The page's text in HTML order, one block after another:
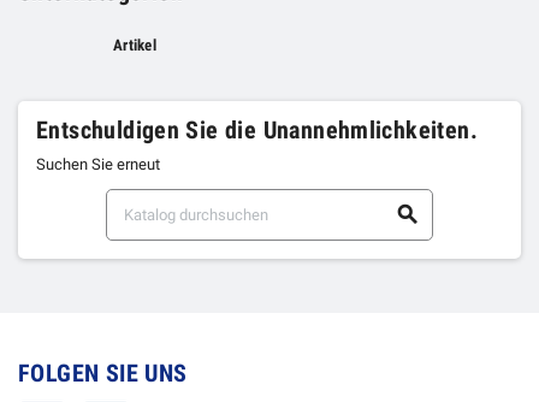
Artikel
Entschuldigen Sie die Unannehmlichkeiten.
Suchen Sie erneut

FOLGEN SIE UNS